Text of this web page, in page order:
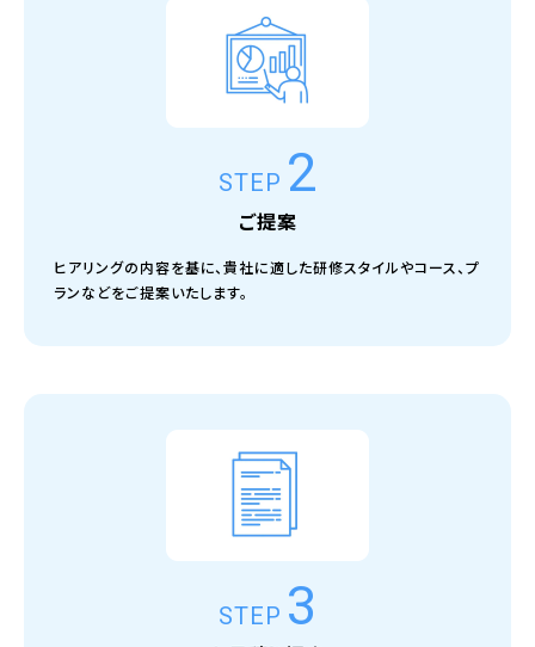
STEP 2
ご提案
ヒアリングの内容を基に、貴社に適した研修スタイルやコース、プ
ランなどをご提案いたします。
STEP 3